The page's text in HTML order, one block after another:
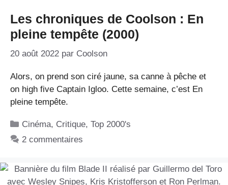
Les chroniques de Coolson : En
pleine tempête (2000)
20 août 2022 par Coolson
Alors, on prend son ciré jaune, sa canne à pêche et
on high five Captain Igloo. Cette semaine, c’est En
pleine tempête.
Catégories
Cinéma, Critique,Top 2000's
2 commentaires